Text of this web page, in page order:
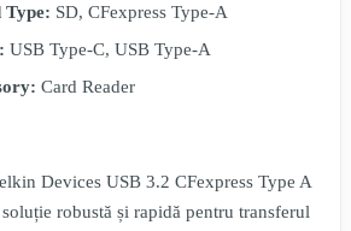
SD, CFexpress Type-A
USB Type-C, USB Type-A
Card Reader
Devices USB 3.2 CFexpress Type A
robustă și rapidă pentru transferul